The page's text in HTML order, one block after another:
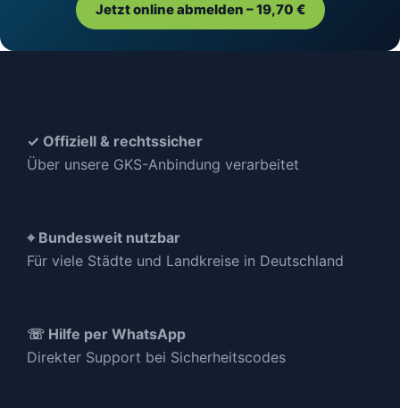
Jetzt online abmelden – 19,70 €
✓ Offiziell & rechtssicher
Über unsere GKS-Anbindung verarbeitet
⌖ Bundesweit nutzbar
Für viele Städte und Landkreise in Deutschland
☏ Hilfe per WhatsApp
Direkter Support bei Sicherheitscodes